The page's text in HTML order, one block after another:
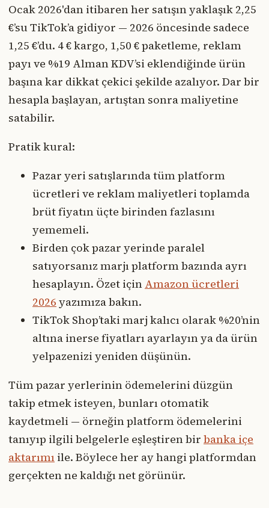
Ocak 2026'dan itibaren her satışın yaklaşık 2,25
€’su TikTok’a gidiyor — 2026 öncesinde sadece
1,25 €’du. 4 € kargo, 1,50 € paketleme, reklam
payı ve %19 Alman KDV’si eklendiğinde ürün
başına kar dikkat çekici şekilde azalıyor. Dar bir
hesapla başlayan, artıştan sonra maliyetine
satabilir.
Pratik kural:
Pazar yeri satışlarında tüm platform
ücretleri ve reklam maliyetleri toplamda
brüt fiyatın üçte birinden fazlasını
yememeli.
Birden çok pazar yerinde paralel
satıyorsanız marjı platform bazında ayrı
hesaplayın. Özet için Amazon ücretleri
2026 yazımıza bakın.
TikTok Shop’taki marj kalıcı olarak %20’nin
altına inerse fiyatları ayarlayın ya da ürün
yelpazenizi yeniden düşünün.
Tüm pazar yerlerinin ödemelerini düzgün
takip etmek isteyen, bunları otomatik
kaydetmeli — örneğin platform ödemelerini
tanıyıp ilgili belgelerle eşleştiren bir banka içe
aktarımı ile. Böylece her ay hangi platformdan
gerçekten ne kaldığı net görünür.